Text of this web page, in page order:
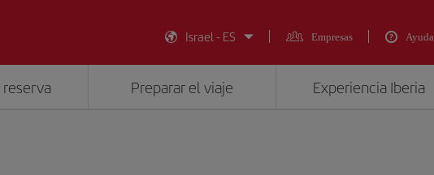
Israel - ES
Empresas Ayuda
Preparar el viaje Experiencia Iberia